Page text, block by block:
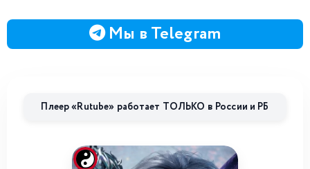
Мы в Telegram
Плеер «Rutube» работает ТОЛЬКО в России и РБ